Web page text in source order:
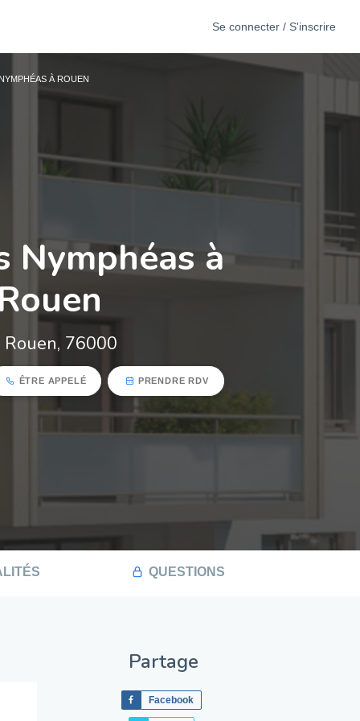
Se connecter / S'inscrire
À ROUEN
Nymphéas à
Rouen
Rouen, 76000
ÊTRE APPELÉ PRENDRE RDV
QUESTIONS
Partage
Facebook